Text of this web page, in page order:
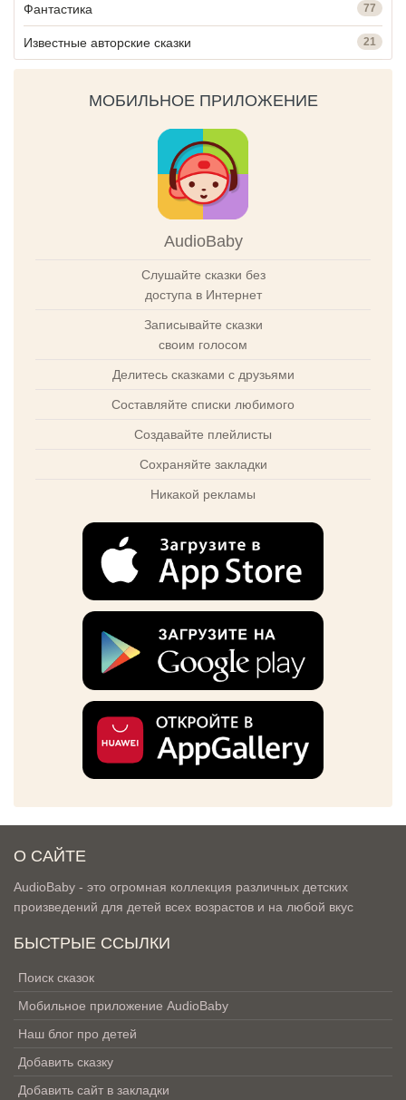
Фантастика 77
Известные авторские сказки 21
МОБИЛЬНОЕ ПРИЛОЖЕНИЕ
AudioBaby
Слушайте сказки без
доступа в Интернет
Записывайте сказки
своим голосом
Делитесь сказками с друзьями
Составляйте списки любимого
Создавайте плейлисты
Сохраняйте закладки
Никакой рекламы
О САЙТЕ
AudioBaby - это огромная коллекция различных детских
произведений для детей всех возрастов и на любой вкус
БЫСТРЫЕ ССЫЛКИ
Поиск сказок
Мобильное приложение AudioBaby
Наш блог про детей
Добавить сказку
Добавить сайт в закладки